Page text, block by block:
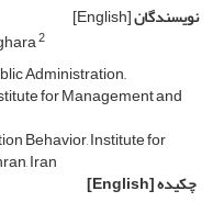
نویسندگان[English]
2
Administration,,
for Management and
Behavior, Institute for
Iran
چکیده[English]